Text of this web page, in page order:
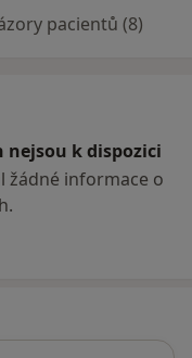
pacientů (8)
nejsou k dispozici
žádné informace o